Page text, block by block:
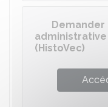
(HistoVec)